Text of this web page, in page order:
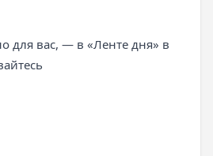
для вас, — в «Ленте дня» в